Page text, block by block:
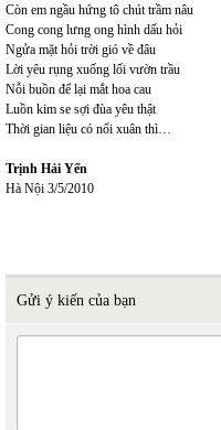
Còn em ngầu hứng tô chút trầm nâu
Cong cong lưng ong hình dấu hỏi
Ngửa mặt hỏi trời gió về đâu
Lời yêu rụng xuống lối vườn trầu
Nỗi buồn để lại mắt hoa cau
Luồn kim se sợi đùa yêu thật
Thời gian liệu có nổi xuân thì…
Trịnh Hải Yến
Hà Nội 3/5/2010
Gửi ý kiến của bạn